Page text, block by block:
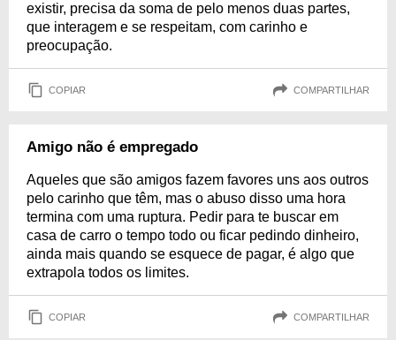
existir, precisa da soma de pelo menos duas partes,
que interagem e se respeitam, com carinho e
preocupação.
COPIAR COMPARTILHAR
Amigo não é empregado
Aqueles que são amigos fazem favores uns aos outros
pelo carinho que têm, mas o abuso disso uma hora
termina com uma ruptura. Pedir para te buscar em
casa de carro o tempo todo ou ficar pedindo dinheiro,
ainda mais quando se esquece de pagar, é algo que
extrapola todos os limites.
COPIAR COMPARTILHAR